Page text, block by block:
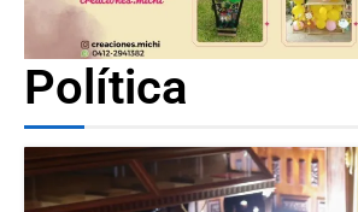
Política